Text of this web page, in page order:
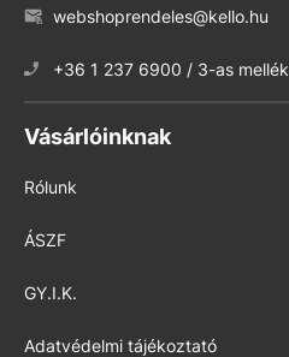
webshoprendeles@kello.hu
+36 1 237 6900 / 3-as mellék
Vásárlóinknak
Rólunk
ÁSZF
GY.I.K.
Adatvédelmi tájékoztató